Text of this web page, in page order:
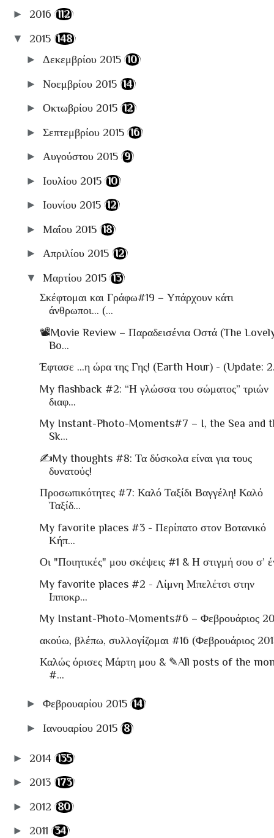
► 2016 (112)
▼ 2015 (148)
► Δεκεμβρίου 2015 (10)
► Νοεμβρίου 2015 (14)
► Οκτωβρίου 2015 (12)
► Σεπτεμβρίου 2015 (16)
► Αυγούστου 2015 (9)
► Ιουλίου 2015 (10)
► Ιουνίου 2015 (12)
► Μαΐου 2015 (18)
► Απριλίου 2015 (12)
▼ Μαρτίου 2015 (13)
Σκέφτομαι και Γράφω#19 – Υπάρχουν κάτι
άνθρωποι… (...
📽Movie Review – Παραδεισένια Οστά (The
Bo...
Έφτασε ...η ώρα της Γης! (Earth Hour) - (Update:
My flashback #2: “Η γλώσσα του σώματος” τριών
διαφ...
My Instant-Photo-Moments#7 – I, the Sea and
Sk...
✍My thoughts #8: Τα δύσκολα είναι για τους
δυνατούς!
Προσωπικότητες #7: Καλό Ταξίδι Βαγγέλη! Καλό
Ταξίδ...
My favorite places #3 - Περίπατο στον Βοτανικό
Κήπ...
Οι "Ποιητικές" μου σκέψεις #1 & Η στιγμή σου σ’
My favorite places #2 - Λίμνη Μπελέτσι στην
Ιπποκρ...
My Instant-Photo-Moments#6 – Φεβρουάριος
ακούω, βλέπω, συλλογίζομαι #16 (Φεβρουάριος
Καλώς όρισες Μάρτη μου & ✎All posts of the
#...
► Φεβρουαρίου 2015 (14)
► Ιανουαρίου 2015 (8)
► 2014 (135)
► 2013 (173)
► 2012 (80)
► 2011 (34)